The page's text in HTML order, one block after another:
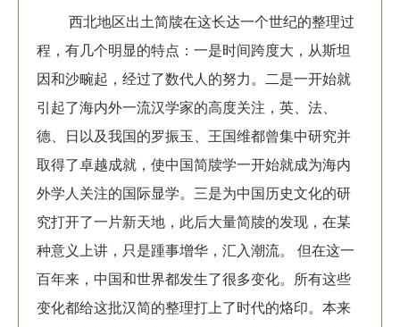
西北地区出土简牍在这长达一个世纪的整理过
程，有几个明显的特点：一是时间跨度大，从斯坦
因和沙畹起，经过了数代人的努力。二是一开始就
引起了海内外一流汉学家的高度关注，英、法、
德、日以及我国的罗振玉、王国维都曾集中研究并
取得了卓越成就，使中国简牍学一开始就成为海内
外学人关注的国际显学。三是为中国历史文化的研
究打开了一片新天地，此后大量简牍的发现，在某
种意义上讲，只是踵事增华，汇入潮流。 但在这一
百年来，中国和世界都发生了很多变化。所有这些
变化都给这批汉简的整理打上了时代的烙印。本来